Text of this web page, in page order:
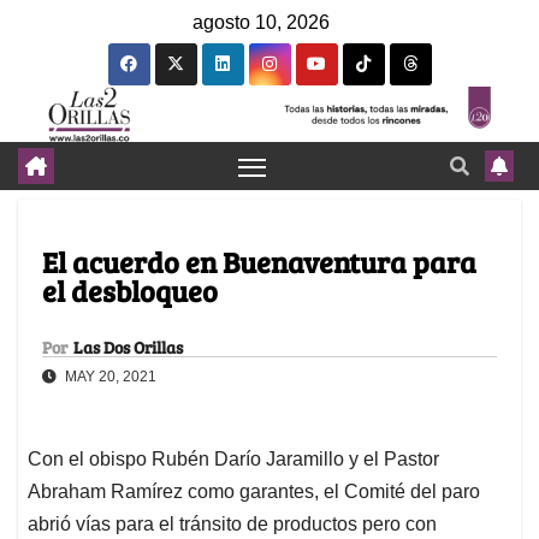
agosto 10, 2026
El acuerdo en Buenaventura para
el desbloqueo
Por Las Dos Orillas
MAY 20, 2021
Con el obispo Rubén Darío Jaramillo y el Pastor
Abraham Ramírez como garantes, el Comité del paro
abrió vías para el tránsito de productos pero con